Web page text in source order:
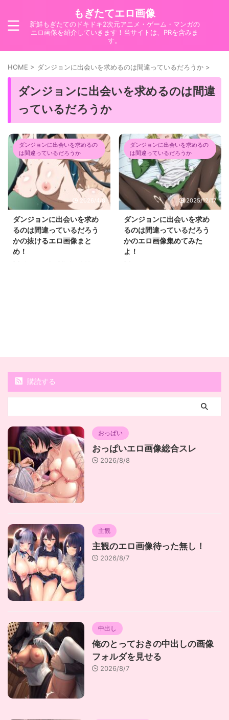
もぎたてエロ画像
新鮮もぎたてのドキドキ2次元アニメ・ゲーム・マンガの
エロ画像を紹介していきます！当サイトは、PRを含みま
す。
HOME > ダンジョンに出会いを求めるのは間違っているだろうか >
ダンジョンに出会いを求めるのは間違
っているだろうか
ダンジョンに出会いを求めるの
は間違っているだろうか
2026/4/8
ダンジョンに出会いを求め
るのは間違っているだろう
かの抜けるエロ画像まと
め！
るのは間違っているだろうかV 豊
放送開始されることが正式に発表
されました。この「豊穣の女神
編」では、主人公ベル・クラネル
リーズ史上最大の脅威に直面しま
す。その中心となるのは、 ...
ダンジョンに出会いを求めるの
は間違っているだろうか
2025/12/17
ダンジョンに出会いを求め
るのは間違っているだろう
かのエロ画像集めてみた
よ！
購読する
おっぱい
おっぱいエロ画像総合スレ
2026/8/8
主観
主観のエロ画像待った無し！
2026/8/7
中出し
俺のとっておきの中出しの画像
フォルダを見せる
2026/8/7